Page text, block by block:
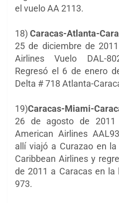
el vuelo AA 2113.
18) Caracas-Atlanta-
25 de diciembre de
Airlines Vuelo DAL-
Regresó el 6 de enero
Delta # 718 Atlanta-
19)Caracas-Miami-
26 de agosto de
American Airlines
allí viajó a Curazao en
Caribbean Airlines y
de 2011 a Caracas en la
973.